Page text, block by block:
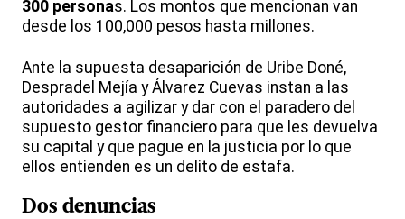
300 personas. Los montos que mencionan van
desde los 100,000 pesos hasta millones.
Ante la supuesta desaparición de Uribe Doné,
Despradel Mejía y Álvarez Cuevas instan a las
autoridades a agilizar y dar con el paradero del
supuesto gestor financiero para que les devuelva
su capital y que pague en la justicia por lo que
ellos entienden es un delito de estafa.
Dos denuncias